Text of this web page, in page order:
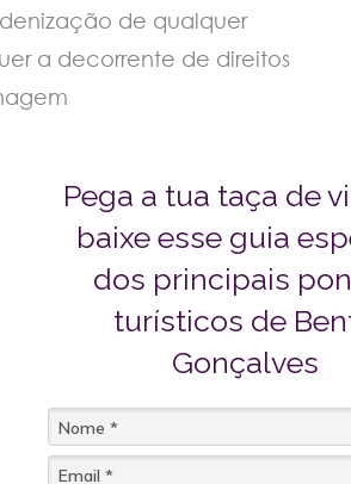
de qualquer
a decorrente de direitos
Pega a tua taça de
baixe esse guia
dos principais
turísticos de
Gonçalves